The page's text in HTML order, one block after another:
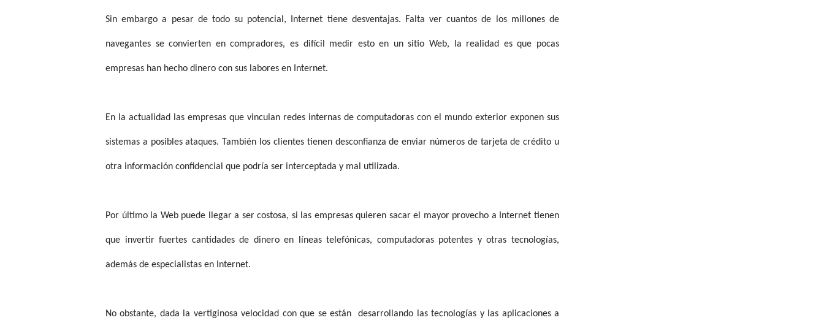
Sin embargo a pesar de todo su potencial, Internet tiene desventajas. Falta ver cuantos de los millones de
navegantes se convierten en compradores, es difícil medir esto en un sitio Web, la realidad es que pocas
empresas han hecho dinero con sus labores en Internet.
En la actualidad las empresas que vinculan redes internas de computadoras con el mundo exterior exponen sus
sistemas a posibles ataques. También los clientes tienen desconfianza de enviar números de tarjeta de crédito u
otra información confidencial que podría ser interceptada y mal utilizada.
Por último la Web puede llegar a ser costosa, si las empresas quieren sacar el mayor provecho a Internet tienen
que invertir fuertes cantidades de dinero en líneas telefónicas, computadoras potentes y otras tecnologías,
además de especialistas en Internet.
No obstante, dada la vertiginosa velocidad con que se están desarrollando las tecnologías y las aplicaciones a